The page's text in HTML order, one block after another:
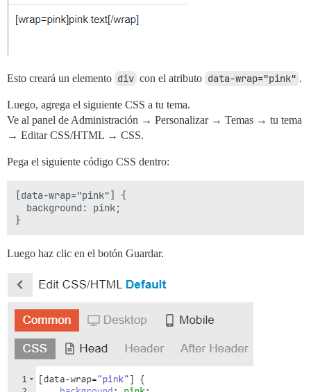
Esto creará un elemento div con el atributo data-wrap="pink" .
Luego, agrega el siguiente CSS a tu tema.
Ve al panel de Administración → Personalizar → Temas → tu tema
→ Editar CSS/HTML → CSS.
Pega el siguiente código CSS dentro:
[data-wrap="pink"] {
  background: pink;
Luego haz clic en el botón Guardar.